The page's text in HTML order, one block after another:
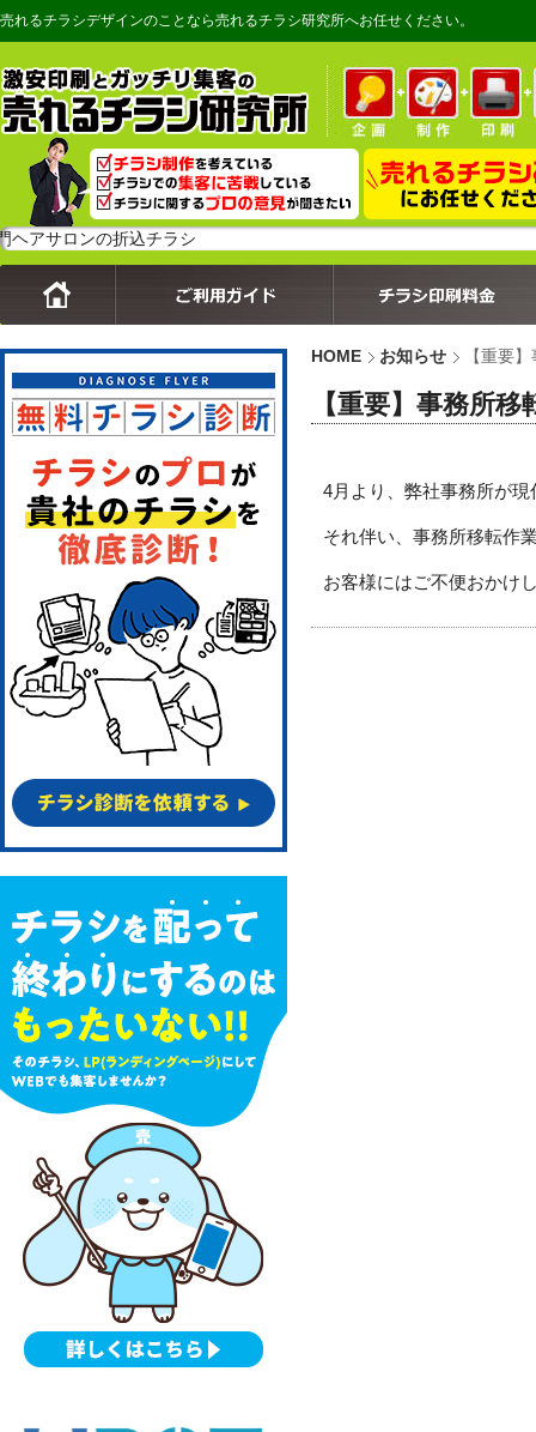
売れるチラシデザインのことなら売れるチラシ研究所へお任せください。
ンの折込チラシ
HOME お知らせ 【重要
【重要】事務所
4月より、弊社事務所が
それ伴い、事務所移転作
お客様にはご不便おかけ